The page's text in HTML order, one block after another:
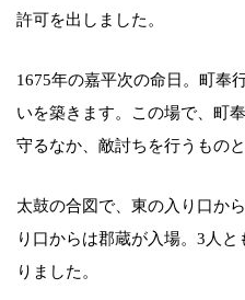
許可を出しました。
1675年の嘉平次の命日。町奉
いを築きます。この場で、町
守るなか、敵討ちを行うものと
太鼓の合図で、東の入り口か
り口からは郡蔵が入場。3人
りました。